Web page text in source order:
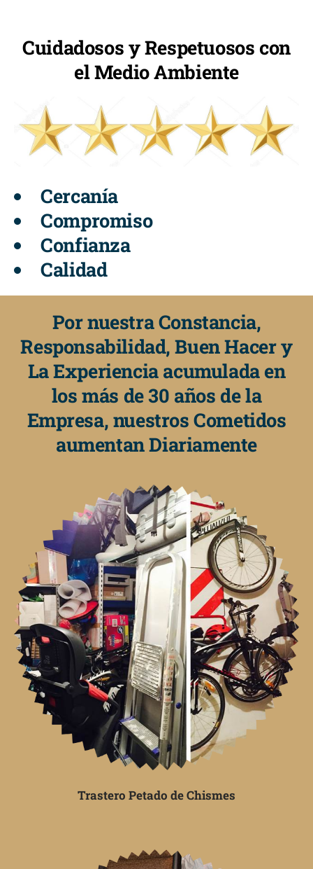
Cuidadosos y Respetuosos con
el Medio Ambiente
Cercanía
Compromiso
Confianza
Calidad
Por nuestra Constancia,
Responsabilidad, Buen Hacer y
La Experiencia acumulada en
los más de 30 años de la
Empresa, nuestros Cometidos
aumentan Diariamente
Trastero Petado de Chismes